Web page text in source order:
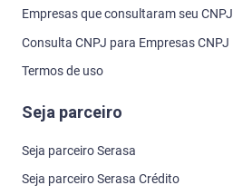
Empresas que consultaram seu CNPJ
Consulta CNPJ para Empresas CNPJ
Termos de uso
Seja parceiro
Seja parceiro Serasa
Seja parceiro Serasa Crédito